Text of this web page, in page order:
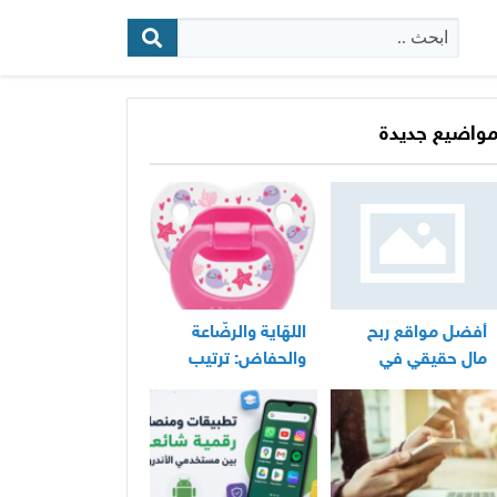
البحث:
مواضيع جديدة
أفضل مواقع ربح
مال حقيقي في
المغرب
اللهّاية والرضّاعة
والحفاض: ترتيب
عملي لأساسيات
العناية اليومية
بالرضيع